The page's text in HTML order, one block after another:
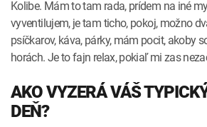
Kolibe. Mám to tam rada, prídem na iné
vyventilujem, je tam ticho, pokoj, možno
psíčkarov, káva, párky, mám pocit, akoby
horách. Je to fajn relax, pokiaľ mi zas
AKO VYZERÁ VÁŠ
DEŇ?